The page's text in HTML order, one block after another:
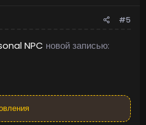
#5
NPC новой записью: